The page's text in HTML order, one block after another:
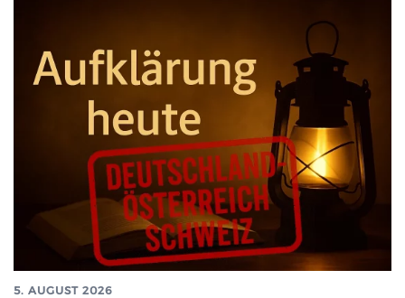
5. AUGUST 2026